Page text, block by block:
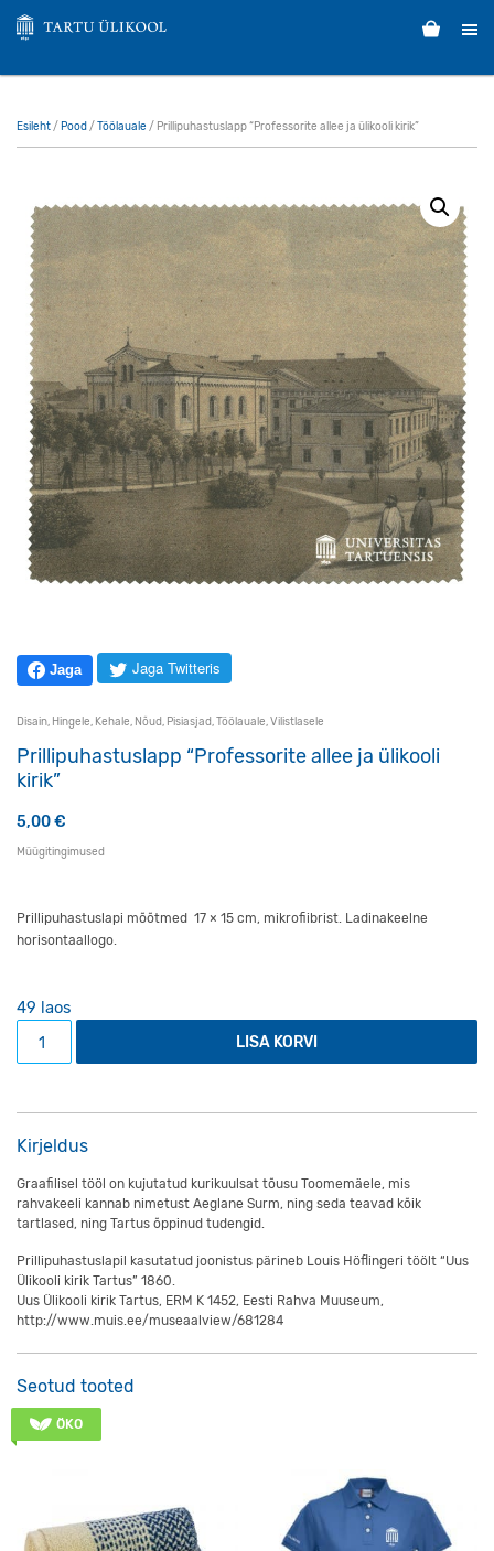
Esileht/ Pood / Töölauale / Prillipuhastuslapp “Professorite allee ja ülikooli kirik”
Jaga Jaga Twitteris
Disain, Hingele, Kehale, Nõud, Pisiasjad,Töölauale,Vilistlasele
Prillipuhastuslapp “Professorite allee ja ülikooli
kirik”
5,00€
Müügitingimused
Prillipuhastuslapi mõõtmed 17 × 15 cm, mikrofiibrist. Ladinakeelne
horisontaallogo.
49 laos
Prillipuhastuslapp "Professorite allee ja ülikooli kirik"
LISA KORVI
Kirjeldus
Graafilisel tööl on kujutatud kurikuulsat tõusu Toomemäele, mis
rahvakeeli kannab nimetust Aeglane Surm, ning seda teavad kõik
tartlased, ning Tartus õppinud tudengid.
Prillipuhastuslapil kasutatud joonistus pärineb Louis Höflingeri töölt “Uus
Ülikooli kirik Tartus” 1860.
Uus Ülikooli kirik Tartus, ERM K 1452, Eesti Rahva Muuseum,
http://www.muis.ee/museaalview/681284
Seotud tooted
ÖKO